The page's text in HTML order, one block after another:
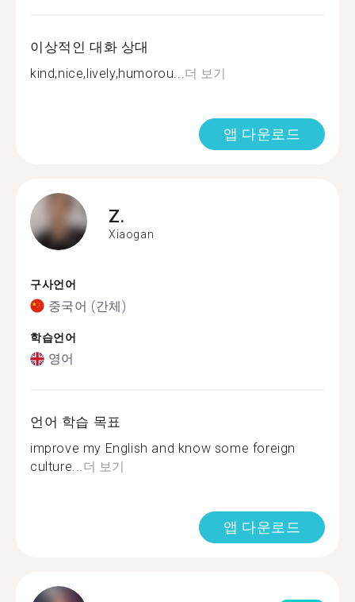
이상적인 대화 상대
kind,nice,lively,humorou...더 보기
앱 다운로드
Z.
Xiaogan
구사언어
중국어 (간체)
학습언어
영어
언어 학습 목표
improve my English and know some foreign
culture...더 보기
앱 다운로드